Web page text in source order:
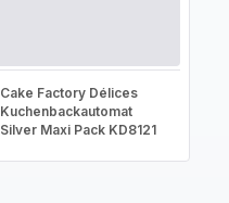
Cake Factory Délices
Kuchenbackautomat
Silver Maxi Pack KD8121